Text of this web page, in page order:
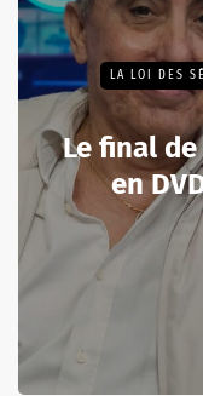
LA LOI DES
Le final
en